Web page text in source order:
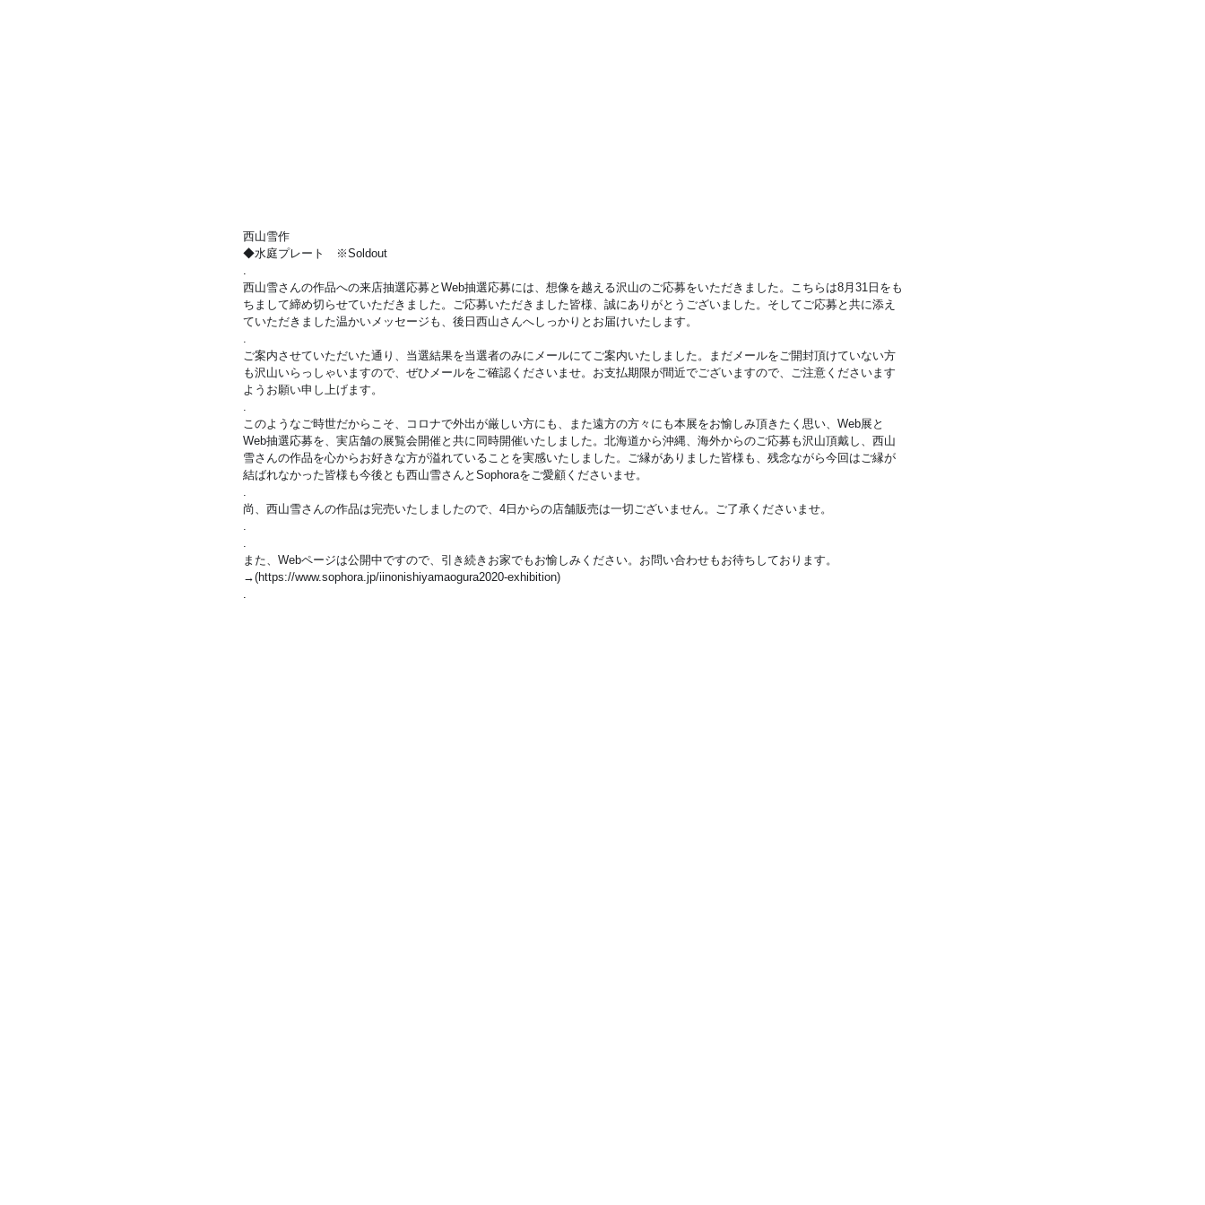
西山雪作
◆水庭プレート　※Soldout
.
西山雪さんの作品への来店抽選応募とWeb抽選応募には、想像を越える沢山のご応募をいただきました。こちらは8月31日をも
ちまして締め切らせていただきました。ご応募いただきました皆様、誠にありがとうございました。そしてご応募と共に添え
ていただきました温かいメッセージも、後日西山さんへしっかりとお届けいたします。
.
ご案内させていただいた通り、当選結果を当選者のみにメールにてご案内いたしました。まだメールをご開封頂けていない方
も沢山いらっしゃいますので、ぜひメールをご確認くださいませ。お支払期限が間近でございますので、ご注意くださいます
ようお願い申し上げます。
.
このようなご時世だからこそ、コロナで外出が厳しい方にも、また遠方の方々にも本展をお愉しみ頂きたく思い、Web展と
Web抽選応募を、実店舗の展覧会開催と共に同時開催いたしました。北海道から沖縄、海外からのご応募も沢山頂戴し、西山
雪さんの作品を心からお好きな方が溢れていることを実感いたしました。ご縁がありました皆様も、残念ながら今回はご縁が
結ばれなかった皆様も今後とも西山雪さんとSophoraをご愛顧くださいませ。
.
尚、西山雪さんの作品は完売いたしましたので、4日からの店舗販売は一切ございません。ご了承くださいませ。
.
.
また、Webページは公開中ですので、引き続きお家でもお愉しみください。お問い合わせもお待ちしております。
→(https://www.sophora.jp/iinonishiyamaogura2020-exhibition)
.